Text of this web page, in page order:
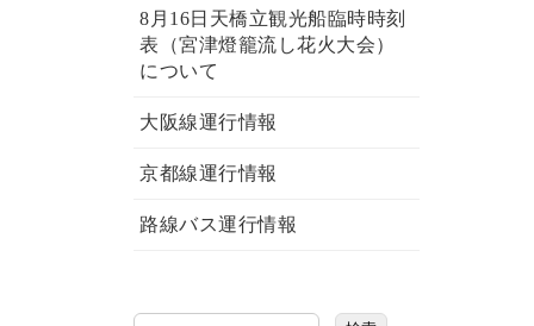
8月16日天橋立観光船臨時時刻
表（宮津燈籠流し花火大会）
について
大阪線運行情報
京都線運行情報
路線バス運行情報